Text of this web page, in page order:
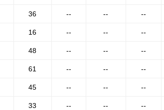
36 -- -- --
16 -- -- --
48 -- -- --
61 -- -- --
45 -- -- --
33 -- -- --